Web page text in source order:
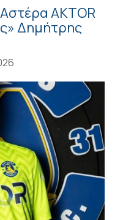
AKTOR
Δημήτρης